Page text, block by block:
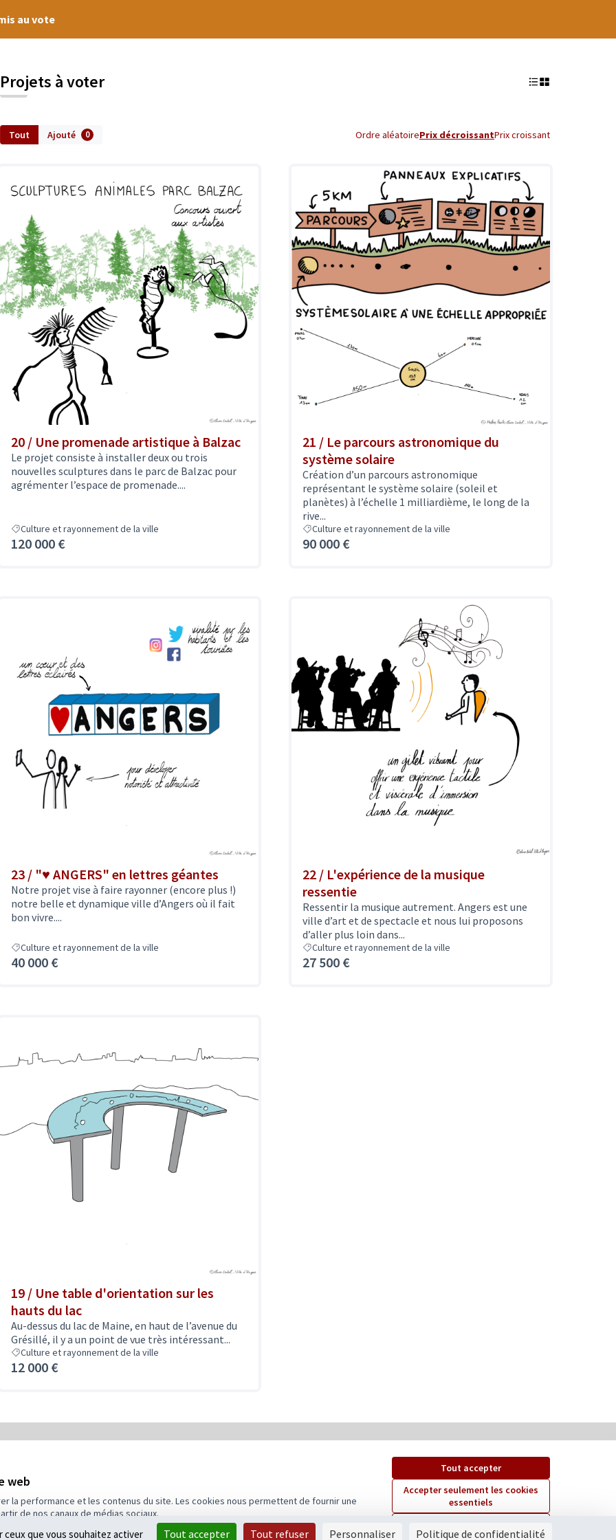
web
la performance et les contenus du site. Les cookies nous permettent de fournir une
de nos canaux de médias sociaux.
Tout accepter
Accepter seulement les cookies
essentiels
au vote
Projets à voter
Tout Ajouté 0 Ordre aléatoirePrix décroissantPrix croissant
20 / Une promenade artistique à Balzac
Le projet consiste à installer deux ou trois
nouvelles sculptures dans le parc de Balzac pour
agrémenter l’espace de promenade....
Culture et rayonnement de la ville
120 000 €
21 / Le parcours astronomique du
système solaire
Création d’un parcours astronomique
représentant le système solaire (soleil et
planètes) à l’échelle 1 milliardième, le long de la
rive...
Culture et rayonnement de la ville
90 000 €
23 / "♥ ANGERS" en lettres géantes
Notre projet vise à faire rayonner (encore plus !)
notre belle et dynamique ville d’Angers où il fait
bon vivre....
Culture et rayonnement de la ville
40 000 €
22 / L'expérience de la musique
ressentie
Ressentir la musique autrement. Angers est une
ville d’art et de spectacle et nous lui proposons
d’aller plus loin dans...
Culture et rayonnement de la ville
27 500 €
19 / Une table d'orientation sur les
hauts du lac
Au-dessus du lac de Maine, en haut de l’avenue du
Grésillé, il y a un point de vue très intéressant...
Culture et rayonnement de la ville
12 000 €
que vous souhaitez activer Tout accepter Tout refuser Personnaliser Politique de confidentialité